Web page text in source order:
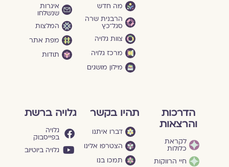
מה חדש
הרבנית שרה
סגל־כץ
צוות גלויה
מרכז גלויה
מילון מושגים
איגרות
שנשלחו
המלצות
מפת אתר
תודות
הדרכות
והרצאות
לקראת
כלולות
חיי הרווקות
תהיו בקשר
דברו איתנו
הצטרפו אלינו
תמכו בנו
גלויה ברשת
גלויה
בפייסבוק
גלויה ביוטיוב